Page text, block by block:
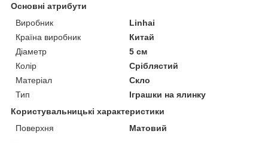
Основні атрибути
Виробник
Linhai
Країна виробник
Китай
Діаметр
5 см
Колір
Сріблястий
Матеріал
Скло
Тип
Іграшки на ялинку
Користувальницькі характеристики
Поверхня
Матовий